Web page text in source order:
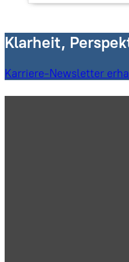
Klarheit,
Karriere-Newsletter